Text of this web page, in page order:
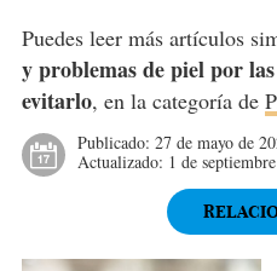
Puedes leer más artículos
y problemas de piel por
evitarlo, en la categoría de
Publicado: 27 de mayo de
Actualizado: 1 de